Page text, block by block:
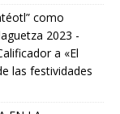
como
2023 -
a «El
las festividades